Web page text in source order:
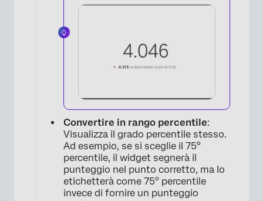
Convertire in rango percentile:
Visualizza il grado percentile stesso.
Ad esempio, se si sceglie il 75°
percentile, il widget segnerà il
punteggio nel punto corretto, ma lo
etichetterà come 75° percentile
invece di fornire un punteggio